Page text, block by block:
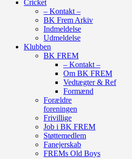
Cricket
– Kontakt –
BK Frem Arkiv
Indmeldelse
Udmeldelse
Klubben
BK FREM
– Kontakt –
Om BK FREM
Vedtægter & Ref
Formænd
Forældre
foreningen
Frivillige
Job i BK FREM
Støttemedlem
Fanejerskab
FREMs Old Boys